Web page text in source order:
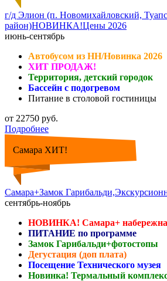
г/д Элион (п. Новомихайловский,
район)НОВИНКА!Цены 2026
июнь-сентябрь
Автобусом из НН/Новинка 2026
ХИТ ПРОДАЖ!
Территория, детский городок
Бассейн с подогревом
Питание в столовой гостиницы
от 22750 руб.
Подробнее
Самара ХИТ!
Самара+Замок
сентябрь-ноябрь
НОВИНКА! Самара+
ПИТАНИЕ по программе
Замок Гарибальди+фотостопы
Дегустация (доп плата)
Посещение Технического музея
Новинка! Термальный